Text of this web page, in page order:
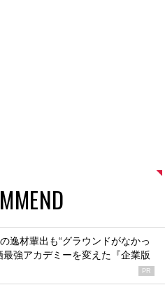
逸材輩出も“グラウンドがなかっ
強アカデミーを変えた『企業版
PR